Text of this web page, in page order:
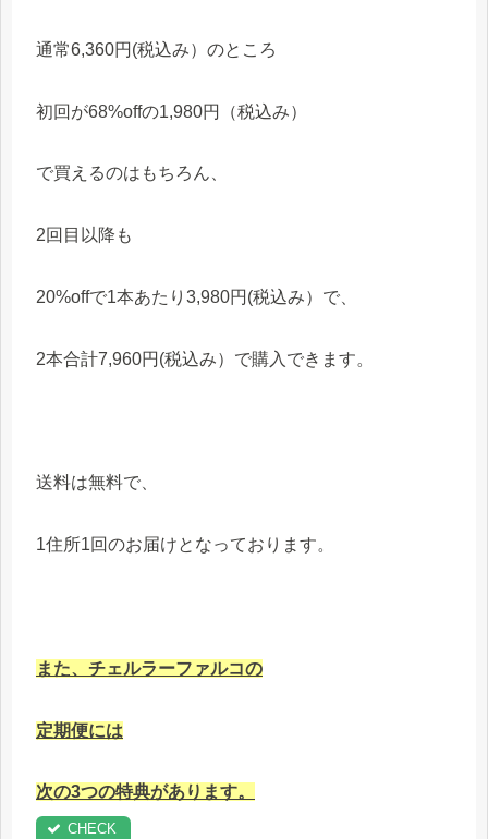
通常6,360円(税込み）のところ
初回が68%offの1,980円（税込み）
で買えるのはもちろん、
2回目以降も
20%offで1本あたり3,980円(税込み）で、
2本合計7,960円(税込み）で購入できます。
送料は無料で、
1住所1回のお届けとなっております。
また、チェルラーファルコの
定期便には
次の3つの特典があります。